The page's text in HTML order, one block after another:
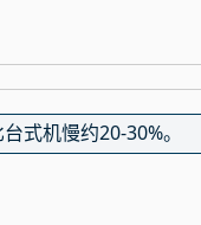
式机慢约20-30%。